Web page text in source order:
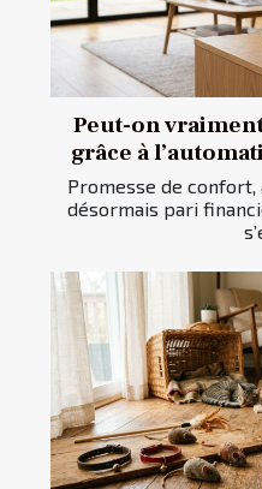
Peut-on
grâce à
Promesse de
désormais pari